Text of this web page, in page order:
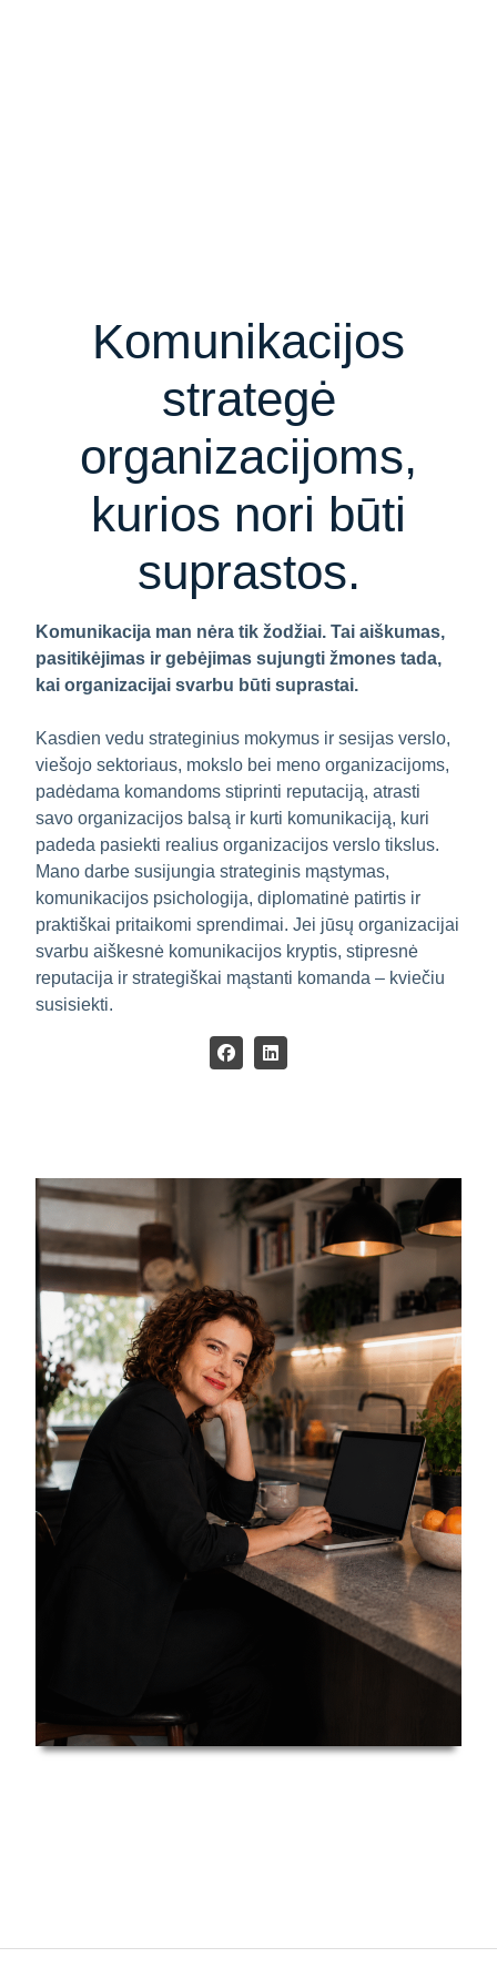
Komunikacijos
strategė
organizacijoms,
kurios nori būti
suprastos.
Komunikacija man nėra tik žodžiai. Tai aiškumas,
pasitikėjimas ir gebėjimas sujungti žmones tada,
kai organizacijai svarbu būti suprastai.
Kasdien vedu strateginius mokymus ir sesijas verslo,
viešojo sektoriaus, mokslo bei meno organizacijoms,
padėdama komandoms stiprinti reputaciją, atrasti
savo organizacijos balsą ir kurti komunikaciją, kuri
padeda pasiekti realius organizacijos verslo tikslus.
Mano darbe susijungia strateginis mąstymas,
komunikacijos psichologija, diplomatinė patirtis ir
praktiškai pritaikomi sprendimai. Jei jūsų organizacijai
svarbu aiškesnė komunikacijos kryptis, stipresnė
reputacija ir strategiškai mąstanti komanda – kviečiu
susisiekti.